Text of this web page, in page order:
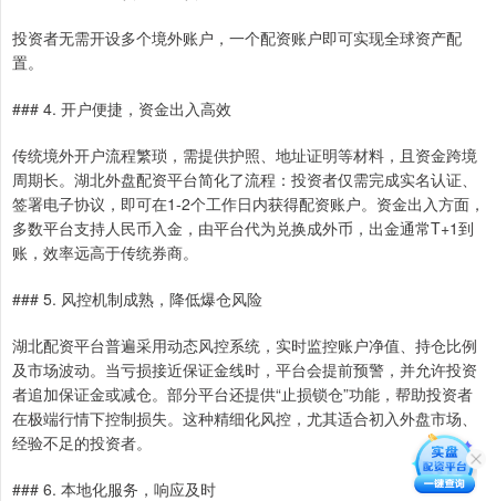
投资者无需开设多个境外账户，一个配资账户即可实现全球资产配
置。
### 4. 开户便捷，资金出入高效
传统境外开户流程繁琐，需提供护照、地址证明等材料，且资金跨境
周期长。湖北外盘配资平台简化了流程：投资者仅需完成实名认证、
签署电子协议，即可在1-2个工作日内获得配资账户。资金出入方面，
多数平台支持人民币入金，由平台代为兑换成外币，出金通常T+1到
账，效率远高于传统券商。
### 5. 风控机制成熟，降低爆仓风险
湖北配资平台普遍采用动态风控系统，实时监控账户净值、持仓比例
及市场波动。当亏损接近保证金线时，平台会提前预警，并允许投资
者追加保证金或减仓。部分平台还提供“止损锁仓”功能，帮助投资者
在极端行情下控制损失。这种精细化风控，尤其适合初入外盘市场、
经验不足的投资者。
### 6. 本地化服务，响应及时